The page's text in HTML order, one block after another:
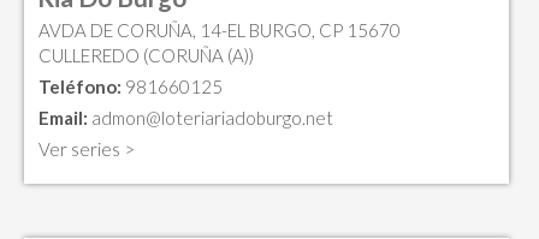
AVDA DE CORUÑA, 14-EL BURGO, CP 15670
CULLEREDO (CORUÑA (A))
Teléfono: 981660125
Email: admon@loteriariadoburgo.net
Ver series >